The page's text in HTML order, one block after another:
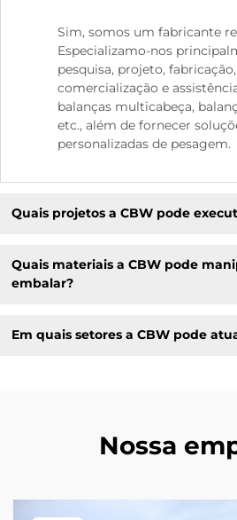
Sim, somos um fabricante
Especializamo-nos
pesquisa, projeto, fabricação,
comercialização e
balanças multicabeça,
etc., além de fornecer
personalizadas de pesagem.
Quais projetos a CBW pode
Quais materiais a CBW pode
embalar?
Em quais setores a CBW pode
Nossa